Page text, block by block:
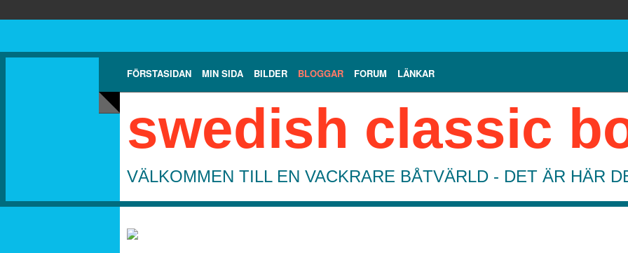
FÖRSTASIDAN MIN SIDA BILDER BLOGGAR FORUM LÄNKAR
swedish classic
VÄLKOMMEN TILL EN VACKRARE BÅTVÄRLD - DET ÄR HÄR